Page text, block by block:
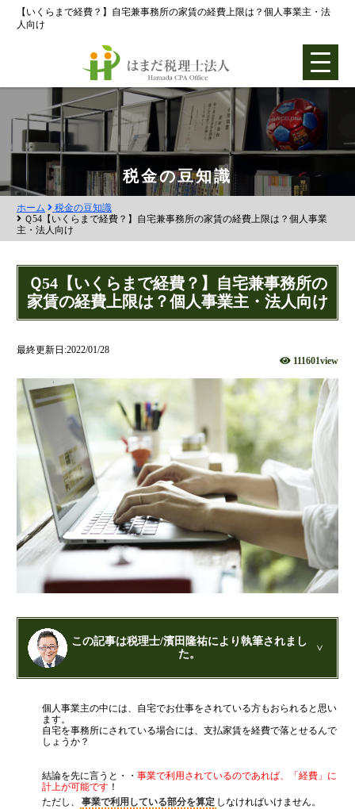
【いくらまで経費？】自宅兼事務所の家賃の経費上限は？個人事業主・法
人向け
ホーム
各種支援業務
会社設立0円プラン
株式会社設立
社団法人設立
財団法人設立
NPO法人設立
当事務所に依頼するメリット
経営革新計画取得支援
経営革新計画の内容
計画を立てることで見えてくるもの
承認のメリット
承認要件
留意事項
当税理士法人のサービス
資金調達支援
融資による資金調達について
融資を受けやすくする経営
金融機関から調達するメリットとデメリット
税金の豆知識
ホーム
税金の豆知識
Ｑ54【いくらまで経費？】自宅兼事務所の家賃の経費上限は？個人事業
主・法人向け
Ｑ54【いくらまで経費？】自宅兼事務所の
家賃の経費上限は？個人事業主・法人向け
最終更新日:2022/01/28
111601view
この記事は税理士/濱田隆祐により執筆されまし
た。
はまだ税理士法人の代表税理士
近畿税理士会 神戸支部：登録番号121899
日本公認会計士協会 兵庫会：
あずさ監査法人出身
クレアビズコンサルティング株式会社 ：代表取締役
個人事業主の中には、自宅でお仕事をされている方もおられると思い
ます。
自宅を事務所にされている場合には、支払家賃を経費で落とせるんで
しょうか？
結論を先に言うと・・ 事業で利用されているのであれば、「経費」に
計上が可能です ！
ただし、
事業で利用している部分を算定 しなければいけません。